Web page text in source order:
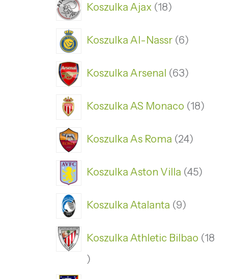
Koszulka Ajax 18
Koszulka Al-Nassr 6
Koszulka Arsenal 63
Koszulka AS Monaco 18
Koszulka As Roma 24
Koszulka Aston Villa 45
Koszulka Atalanta 9
Koszulka Athletic Bilbao 18